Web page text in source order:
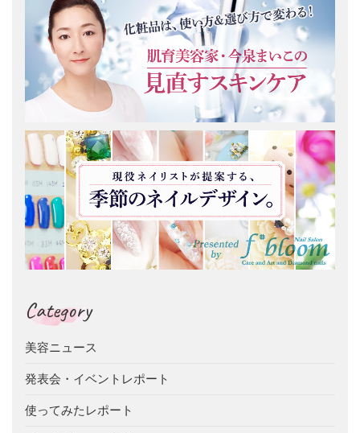
Category
美容ニュース
発表会・イベントレポート
使ってみたレポート